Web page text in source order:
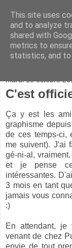
mardi 18 octobre
C'est
Ça y est les
graphisme
de ces temps-ci,
me suivent). J'ai
gé-ni-al,
et je pense
intéressantes.
3 mois en tant
jamais vous
:)
En attendant, je
venant de chez
envie de tout
This site uses
and to analyze
shared with
metrics to
statistics, and to